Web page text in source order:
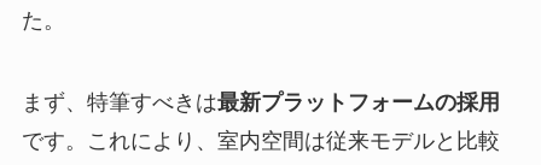
た。
まず、特筆すべきは最新プラットフォームの採用
です。これにより、室内空間は従来モデルと比較